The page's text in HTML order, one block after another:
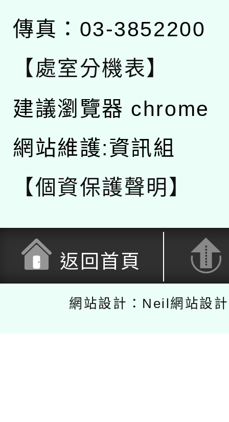
傳真：03-3852200
【處室分機表】
建議瀏覽器 chrome
網站維護:資訊組
【個資保護聲明】
返回首頁
網站設計：Neil網站設